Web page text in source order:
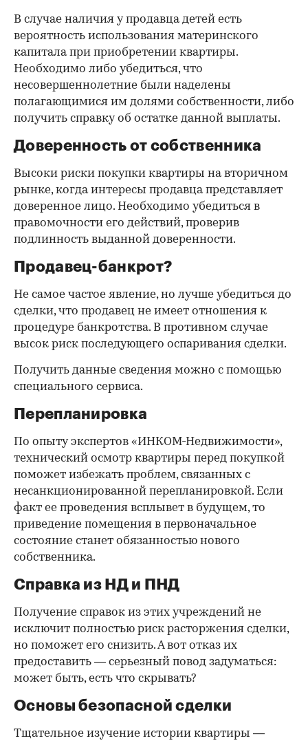
В случае наличия у продавца детей есть
вероятность использования материнского
капитала при приобретении квартиры.
Необходимо либо убедиться, что
несовершеннолетние были наделены
полагающимися им долями собственности, либо
получить справку об остатке данной выплаты.
Доверенность от собственника
Высоки риски покупки квартиры на вторичном
рынке, когда интересы продавца представляет
доверенное лицо. Необходимо убедиться в
правомочности его действий, проверив
подлинность выданной доверенности.
Продавец-банкрот?
Не самое частое явление, но лучше убедиться до
сделки, что продавец не имеет отношения к
процедуре банкротства. В противном случае
высок риск последующего оспаривания сделки.
Получить данные сведения можно с помощью
специального сервиса.
Перепланировка
По опыту экспертов «ИНКОМ-Недвижимости»,
технический осмотр квартиры перед покупкой
поможет избежать проблем, связанных с
несанкционированной перепланировкой. Если
факт ее проведения всплывет в будущем, то
приведение помещения в первоначальное
состояние станет обязанностью нового
собственника.
Справка из НД и ПНД
Получение справок из этих учреждений не
исключит полностью риск расторжения сделки,
но поможет его снизить. А вот отказ их
предоставить — серьезный повод задуматься:
может быть, есть что скрывать?
Основы безопасной сделки
Тщательное изучение истории квартиры —